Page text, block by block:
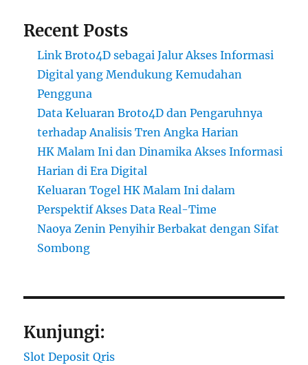
Recent Posts
Link Broto4D sebagai Jalur Akses Informasi
Digital yang Mendukung Kemudahan
Pengguna
Data Keluaran Broto4D dan Pengaruhnya
terhadap Analisis Tren Angka Harian
HK Malam Ini dan Dinamika Akses Informasi
Harian di Era Digital
Keluaran Togel HK Malam Ini dalam
Perspektif Akses Data Real-Time
Naoya Zenin Penyihir Berbakat dengan Sifat
Sombong
Kunjungi:
Slot Deposit Qris